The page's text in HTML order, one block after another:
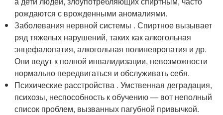
рождаются с врожденными аномалиями.
Заболевания нервной системы . Спиртное вызывает
ряд тяжелых нарушений, таких как алкогольная
энцефалопатия, алкогольная полиневропатия и др.
Они ведут к полной инвалидизации, невозможности
нормально передвигаться и обслуживать себя.
Психические расстройства . Умственная деградация,
психозы, неспособность к обучению — вот неполный
список проблем, вызванных пагубной привычкой.